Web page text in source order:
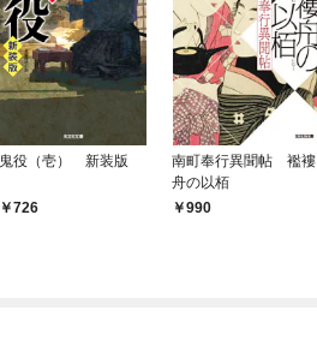
鬼役（壱） 新装版
726
南町奉行異聞帖 襤褸
舟の以栢
990